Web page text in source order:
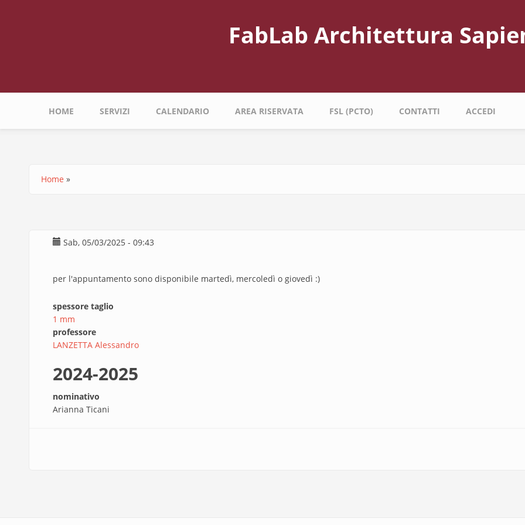
FabLab Architettura
Navigazione
HOME SERVIZI CALENDARIO AREA RISERVATA FSL (PCTO) CONTATTI ACCEDI
Home
Sab, 05/03/2025 - 09:43
per l'appuntamento sono disponibile martedì, mercoledì o giovedì :)
spessore taglio
1 mm
professore
LANZETTA Alessandro
2024-2025
nominativo
Arianna Ticani